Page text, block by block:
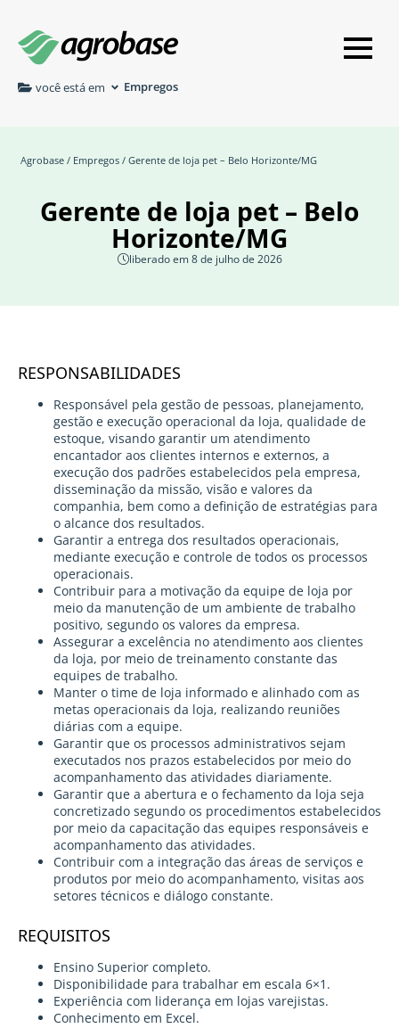
você está em Empregos
Agrobase / Empregos / Gerente de loja pet – Belo Horizonte/MG
Gerente de loja pet – Belo
Horizonte/MG
liberado em 8 de julho de 2026
RESPONSABILIDADES
Responsável pela gestão de pessoas, planejamento,
gestão e execução operacional da loja, qualidade de
estoque, visando garantir um atendimento
encantador aos clientes internos e externos, a
execução dos padrões estabelecidos pela empresa,
disseminação da missão, visão e valores da
companhia, bem como a definição de estratégias para
o alcance dos resultados.
Garantir a entrega dos resultados operacionais,
mediante execução e controle de todos os processos
operacionais.
Contribuir para a motivação da equipe de loja por
meio da manutenção de um ambiente de trabalho
positivo, segundo os valores da empresa.
Assegurar a excelência no atendimento aos clientes
da loja, por meio de treinamento constante das
equipes de trabalho.
Manter o time de loja informado e alinhado com as
metas operacionais da loja, realizando reuniões
diárias com a equipe.
Garantir que os processos administrativos sejam
executados nos prazos estabelecidos por meio do
acompanhamento das atividades diariamente.
Garantir que a abertura e o fechamento da loja seja
concretizado segundo os procedimentos estabelecidos
por meio da capacitação das equipes responsáveis e
acompanhamento das atividades.
Contribuir com a integração das áreas de serviços e
produtos por meio do acompanhamento, visitas aos
setores técnicos e diálogo constante.
REQUISITOS
Ensino Superior completo.
Disponibilidade para trabalhar em escala 6×1.
Experiência com liderança em lojas varejistas.
Conhecimento em Excel.